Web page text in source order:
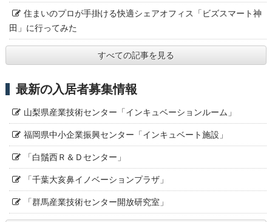
住まいのプロが手掛ける快適シェアオフィス「ビズスマート神
田」に行ってみた
すべての記事を見る
最新の入居者募集情報
山梨県産業技術センター「インキュベーションルーム」
福岡県中小企業振興センター「インキュベート施設」
「白鬚西Ｒ＆Ｄセンター」
「千葉大亥鼻イノベーションプラザ」
「群馬産業技術センター開放研究室」